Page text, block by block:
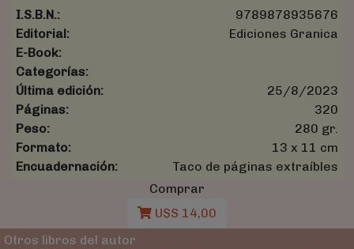
I.S.B.N.:
9789878935676
Editorial:
Ediciones Granica
E-Book:
Categorías:
Última edición:
25/8/2023
Páginas:
320
Peso:
280 gr.
Formato:
13 x 11 cm
Encuadernación:
Taco de páginas extraíbles
Comprar
U$S 14,00
Otros libros del autor